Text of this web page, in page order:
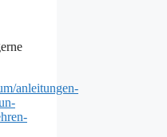
anleitungen-